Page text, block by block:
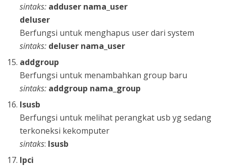
sintaks: adduser nama_user
deluser
Berfungsi untuk menghapus user dari system
sintaks: deluser nama_user
addgroup
Berfungsi untuk menambahkan group baru
sintaks: addgroup nama_group
lsusb
Berfungsi untuk melihat perangkat usb yg sedang
terkoneksi kekomputer
sintaks: lsusb
lpci